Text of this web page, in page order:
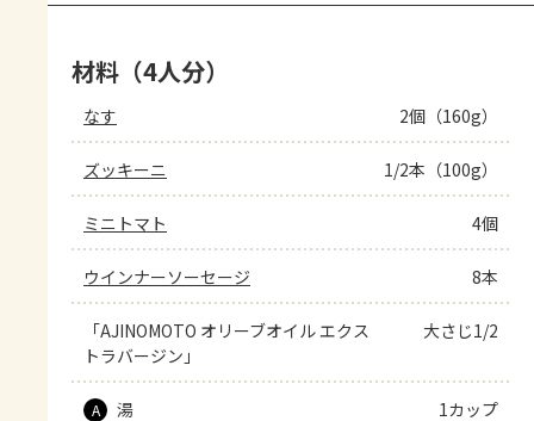
材料（4人分）
なす 2個（160g）
ズッキーニ 1/2本（100g）
ミニトマト 4個
ウインナーソーセージ 8本
「AJINOMOTO オリーブオイル エクス
トラバージン」
大さじ1/2
A 湯 1カップ